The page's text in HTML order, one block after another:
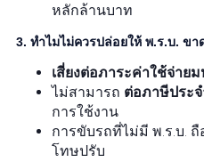
หลักล้านบาท
3. ทำไมไม่ควรปล่อยให้ พ.ร.บ. ขา
เสี่ยงต่อภาระค่าใช้จ่าย
ไม่สามารถ ต่อภาษีประ
การใช้งาน
การขับรถที่ไม่มี พ.ร.บ.
โทษปรับ